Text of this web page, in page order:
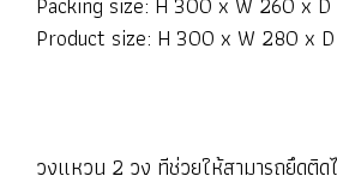
Product size: H 300 x W 280 x
วงแหวน 2 วง ทีช่วยให้สามารถยึดติด